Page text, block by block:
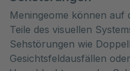
Meningeome können auf
Teile des visuellen
Sehstörungen wie
Gesichtsfeldausfällen